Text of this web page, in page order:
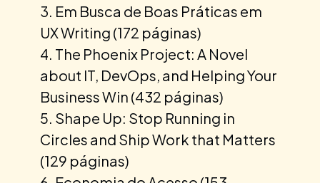
Em Busca de Boas Práticas em
UX Writing (172 páginas)
The Phoenix Project: A Novel
about IT, DevOps, and Helping Your
Business Win (432 páginas)
Shape Up: Stop Running in
Circles and Ship Work that Matters
(129 páginas)